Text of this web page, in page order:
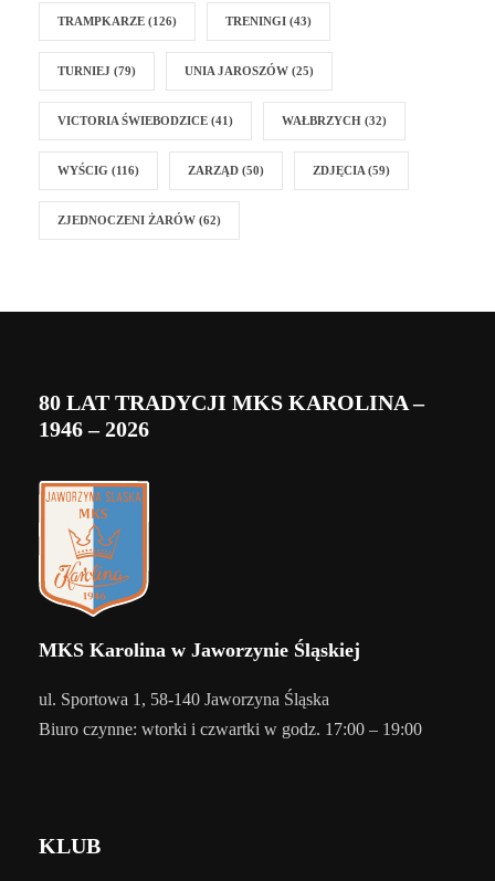
TRAMPKARZE (126) TRENINGI (43)
TURNIEJ (79) UNIA JAROSZÓW (25)
VICTORIA ŚWIEBODZICE (41) WAŁBRZYCH (32)
WYŚCIG (116) ZARZĄD (50) ZDJĘCIA(59)
ZJEDNOCZENI ŻARÓW (62)
80 LAT TRADYCJI MKS KAROLINA –
1946 – 2026
MKS Karolina w Jaworzynie Śląskiej
ul. Sportowa 1, 58-140 Jaworzyna Śląska
Biuro czynne: wtorki i czwartki w godz. 17:00 – 19:00
KLUB